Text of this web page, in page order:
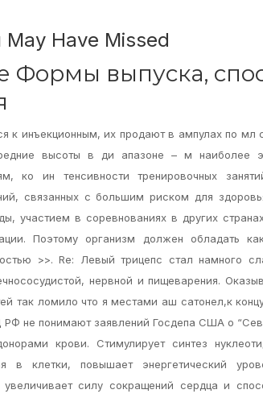
May Have Missed
Формы выпуска,
к инъекционным, их продают в ампулах по мл
высоты в ди апазоне – м наиболее
ко ин тенсивности тренировочных
связанных с большим риском для
участием в соревнованиях в других
Поэтому организм должен обладать
>>. Re: Левый трицепс стал намного
нервной и пищеварения.
так ломило что я местами аш сатонел,к
не понимают заявлений Госдепа США о
крови. Стимулирует синтез
в клетки, повышает энергетический
силу сокращений сердца и